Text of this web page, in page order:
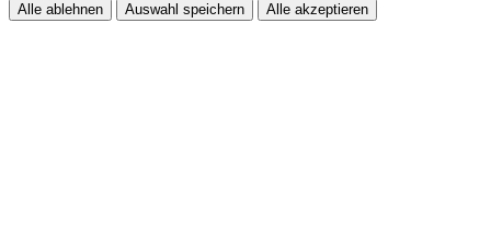
Alle ablehnen Auswahl speichern Alle akzeptieren